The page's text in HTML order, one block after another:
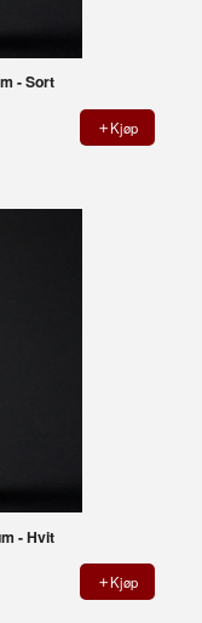
- Sort
Kjøp
- Hvit
Kjøp